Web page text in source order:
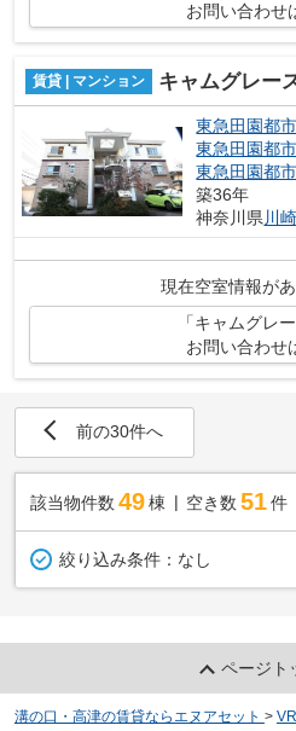
お問い合わせ
賃貸 | マンション キャムグレー
東急田園都
東急田園都
東急田園都
築36年
神奈川県 川
現在空室情報があ
「キャムグレ
お問い合わせ
前の30件へ
該当物件数 49棟 空き数 51 件
絞り込み条件： なし
ページト
溝の口・高津の賃貸ならエヌアセット >